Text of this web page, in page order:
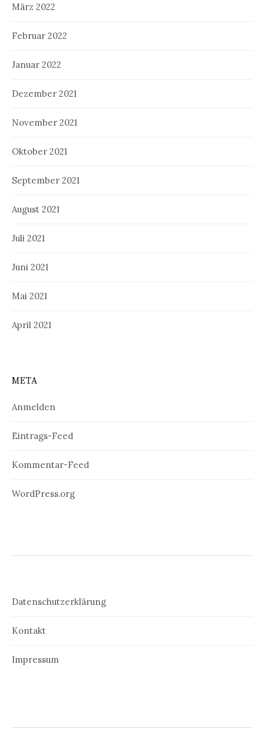
März 2022
Februar 2022
Januar 2022
Dezember 2021
November 2021
Oktober 2021
September 2021
August 2021
Juli 2021
Juni 2021
Mai 2021
April 2021
META
Anmelden
Eintrags-Feed
Kommentar-Feed
WordPress.org
Datenschutzerklärung
Kontakt
Impressum